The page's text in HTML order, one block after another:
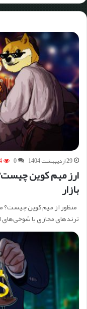
29 اردیبهشت 1404 0
ارز میم کوین
بازار
منظور از میم کوین چیست؟
ترندهای مجازی یا شوخی‌های